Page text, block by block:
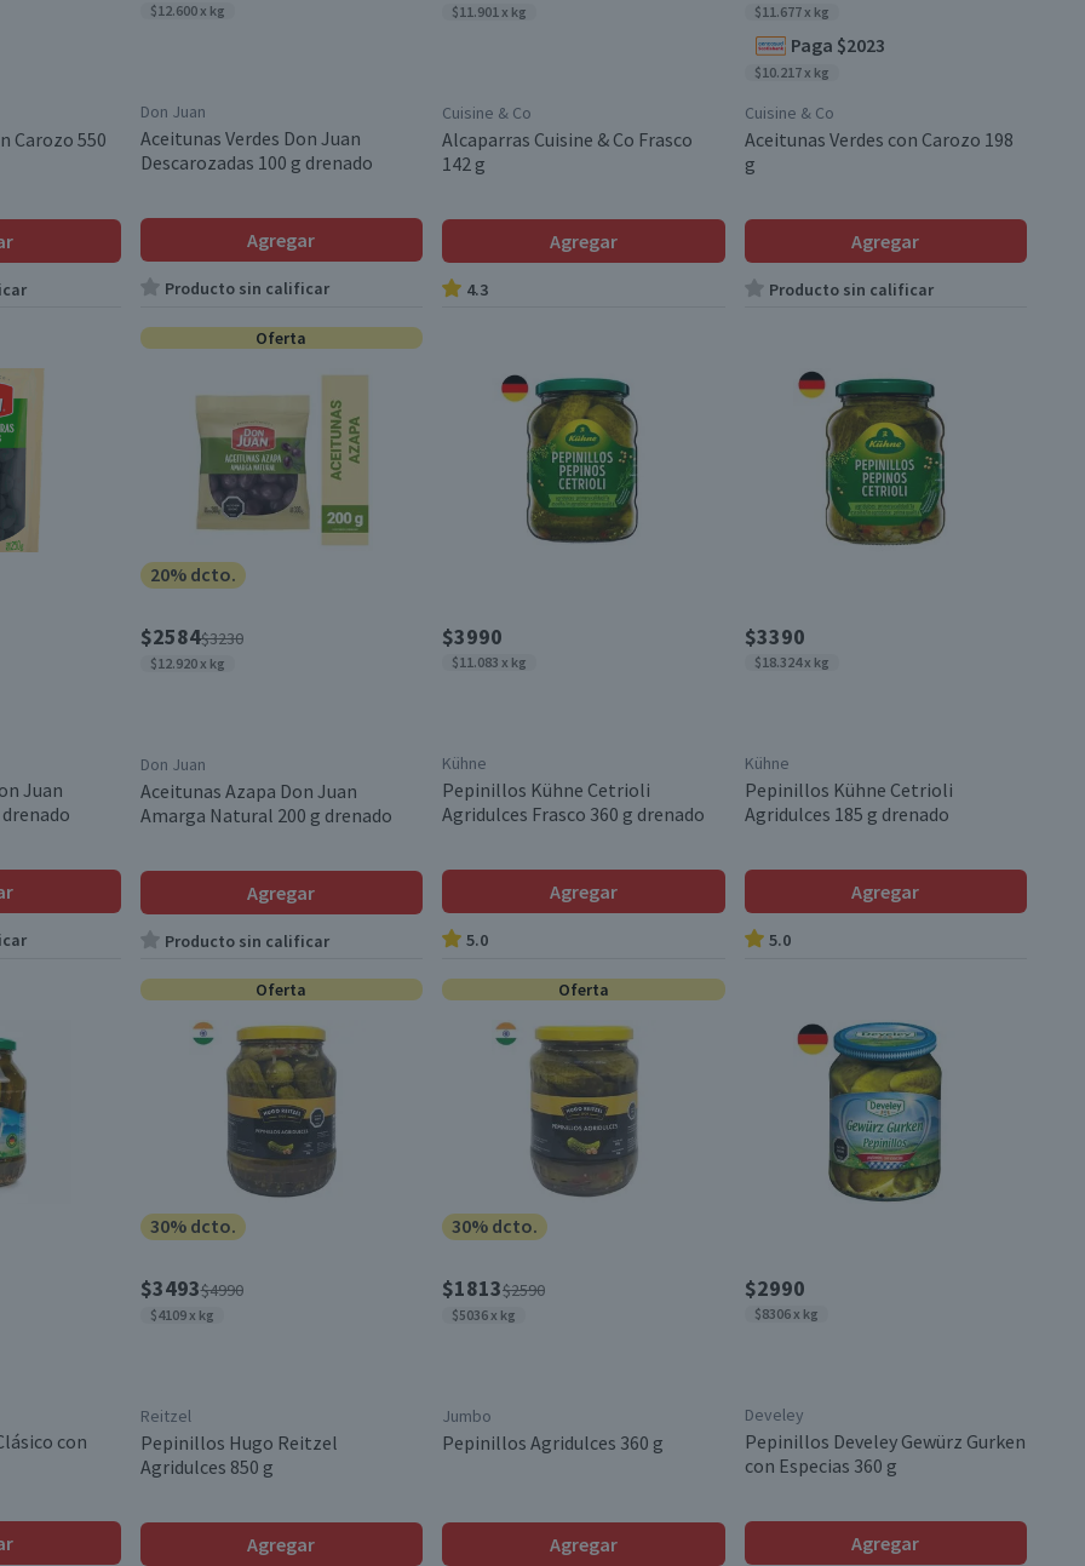
Carozo 550
$12.600 x kg
Don Juan
Aceitunas Verdes Don Juan
Descarozadas 100 g drenado
Agregar
Producto sin calificar
$11.901 x kg
Cuisine & Co
Alcaparras Cuisine & Co Frasco
142 g
Agregar
4.3
$11.677 x kg
Paga $2023
$10.217 x kg
Cuisine & Co
Aceitunas Verdes con Carozo 198
g
Agregar
Producto sin calificar
Juan
Oferta
20% dcto.
$2584$3230
$12.920 x kg
Don Juan
Aceitunas Azapa Don Juan
Amarga Natural 200 g drenado
Agregar
Producto sin calificar
$3990
$11.083 x kg
Kühne
Pepinillos Kühne Cetrioli
Agridulces Frasco 360 g drenado
Agregar
5.0
$3390
$18.324 x kg
Kühne
Pepinillos Kühne Cetrioli
Agridulces 185 g drenado
Agregar
5.0
con
Oferta
30% dcto.
$3493$4990
$4109 x kg
Reitzel
Pepinillos Hugo Reitzel
Agridulces 850 g
Agregar
Oferta
30% dcto.
$1813$2590
$5036 x kg
Jumbo
Pepinillos Agridulces 360 g
Agregar
$2990
$8306 x kg
Develey
Pepinillos Develey Gewürz Gurken
con Especias 360 g
Agregar